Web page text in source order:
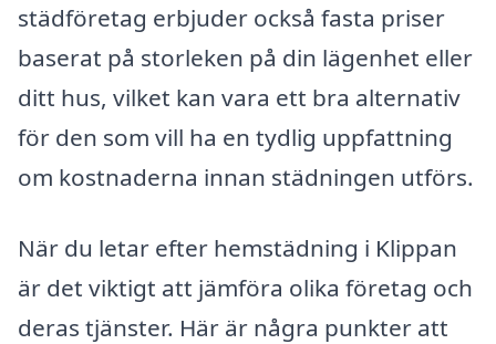
städföretag erbjuder också fasta priser
baserat på storleken på din lägenhet eller
ditt hus, vilket kan vara ett bra alternativ
för den som vill ha en tydlig uppfattning
om kostnaderna innan städningen utförs.
När du letar efter hemstädning i Klippan
är det viktigt att jämföra olika företag och
deras tjänster. Här är några punkter att